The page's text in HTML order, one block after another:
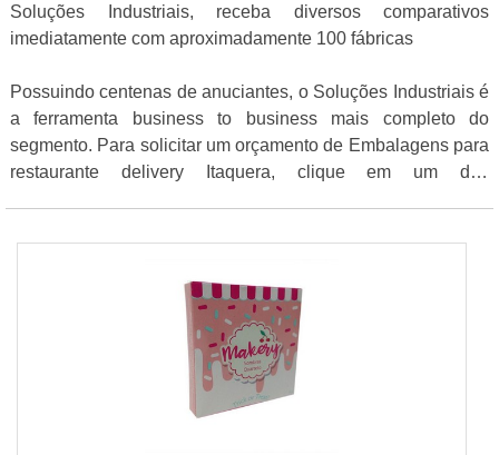
Soluções Industriais, receba diversos comparativos
imediatamente com aproximadamente 100 fábricas
Possuindo centenas de anuciantes, o Soluções Industriais é
a ferramenta business to business mais completo do
segmento. Para solicitar um orçamento de Embalagens para
restaurante delivery Itaquera, clique em um dos